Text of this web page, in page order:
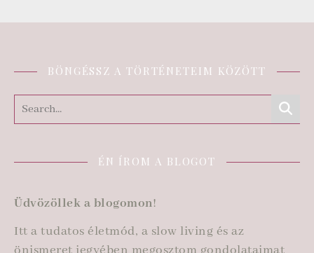
BÖNGÉSSZ A TÖRTÉNETEIM KÖZÖTT
ÉN ÍROM A BLOGOT
Üdvözöllek a blogomon!
Itt a tudatos életmód, a slow living és az